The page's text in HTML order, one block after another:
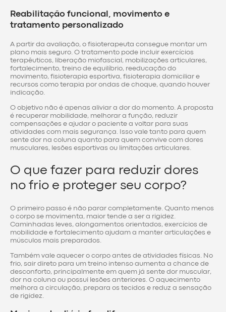
Reabilitação funcional, movimento e
tratamento personalizado
A partir da avaliação, o fisioterapeuta consegue montar um
plano mais seguro. O tratamento pode incluir exercícios
terapêuticos, liberação miofascial, mobilizações articulares,
fortalecimento, treino de equilíbrio, reeducação do
movimento, fisioterapia esportiva, fisioterapia domiciliar e
recursos como terapia por ondas de choque, quando houver
indicação.
O objetivo não é apenas aliviar a dor do momento. A proposta
é recuperar mobilidade, melhorar a função, reduzir
compensações e ajudar o paciente a voltar para suas
atividades com mais segurança. Isso vale tanto para quem
sente dor na coluna quanto para quem convive com dores
musculares, lesões esportivas ou limitações articulares.
O que fazer para reduzir dores
no frio e proteger seu corpo?
O primeiro passo é não parar completamente. Quanto menos
o corpo se movimenta, maior tende a ser a rigidez.
Caminhadas leves, alongamentos orientados, exercícios de
mobilidade e fortalecimento ajudam a manter articulações e
músculos mais preparados.
Também vale aquecer o corpo antes de atividades físicas. No
frio, sair direto para um treino intenso aumenta a chance de
desconforto, principalmente em quem já sente dor muscular,
dor na coluna ou possui lesões anteriores. O aquecimento
melhora a circulação, prepara os tecidos e reduz a sensação
de rigidez.